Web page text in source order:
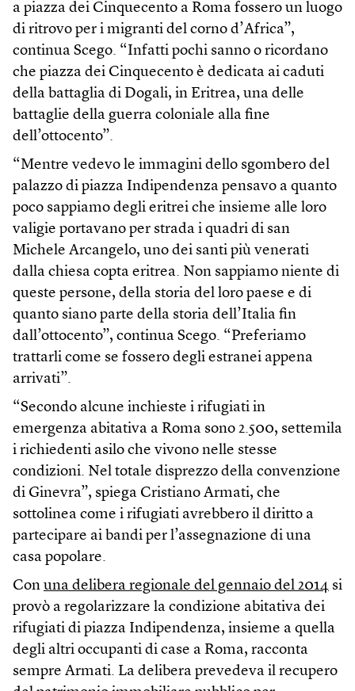
a piazza dei Cinquecento a Roma fossero un luogo
di ritrovo per i migranti del corno d’Africa”,
continua Scego. “Infatti pochi sanno o ricordano
che piazza dei Cinquecento è dedicata ai caduti
della battaglia di Dogali, in Eritrea, una delle
battaglie della guerra coloniale alla fine
dell’ottocento”.
“Mentre vedevo le immagini dello sgombero del
palazzo di piazza Indipendenza pensavo a quanto
poco sappiamo degli eritrei che insieme alle loro
valigie portavano per strada i quadri di san
Michele Arcangelo, uno dei santi più venerati
dalla chiesa copta eritrea. Non sappiamo niente di
queste persone, della storia del loro paese e di
quanto siano parte della storia dell’Italia fin
dall’ottocento”, continua Scego. “Preferiamo
trattarli come se fossero degli estranei appena
arrivati”.
“Secondo alcune inchieste i rifugiati in
emergenza abitativa a Roma sono 2.500, settemila
i richiedenti asilo che vivono nelle stesse
condizioni. Nel totale disprezzo della convenzione
di Ginevra”, spiega Cristiano Armati, che
sottolinea come i rifugiati avrebbero il diritto a
partecipare ai bandi per l’assegnazione di una
casa popolare.
Con una delibera regionale del gennaio del 2014 si
provò a regolarizzare la condizione abitativa dei
rifugiati di piazza Indipendenza, insieme a quella
degli altri occupanti di case a Roma, racconta
sempre Armati. La delibera prevedeva il recupero